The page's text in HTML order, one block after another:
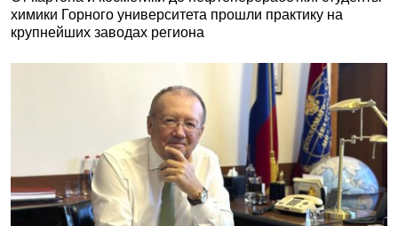
химики Горного университета прошли практику на
крупнейших заводах региона